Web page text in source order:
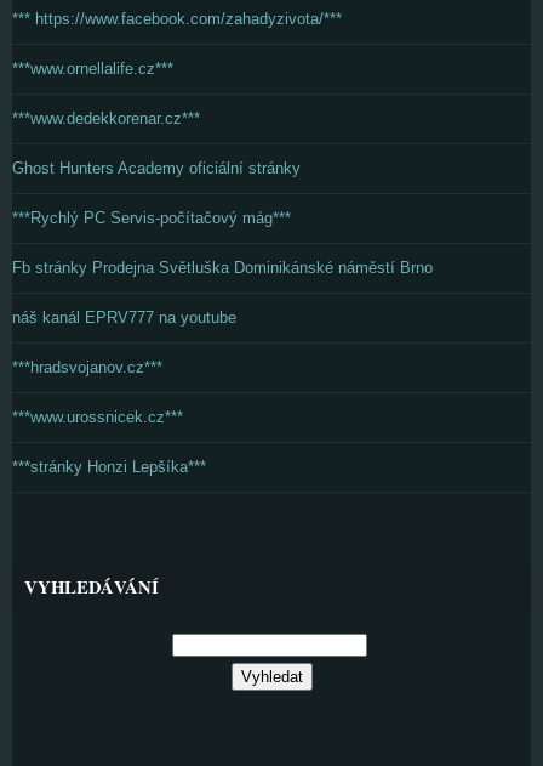
*** https://www.facebook.com/zahadyzivota/***
***www.ornellalife.cz***
***www.dedekkorenar.cz***
Ghost Hunters Academy oficiální stránky
***Rychlý PC Servis-počítačový mág***
Fb stránky Prodejna Světluška Dominikánské náměstí Brno
náš kanál EPRV777 na youtube
***hradsvojanov.cz***
***www.urossnicek.cz***
***stránky Honzi Lepšíka***
VYHLEDÁVÁNÍ